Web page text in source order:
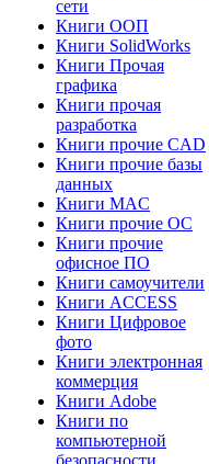
сети
Книги ООП
Книги SolidWorks
Книги Прочая
графика
Книги прочая
разработка
Книги прочие CAD
Книги прочие базы
данных
Книги MAC
Книги прочие ОС
Книги прочие
офисное ПО
Книги самоучители
Книги ACCESS
Книги Цифровое
фото
Книги электронная
коммерция
Книги Adobe
Книги по
компьютерной
безопасности